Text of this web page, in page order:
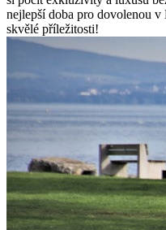
nejlepší doba pro dovolenou
skvělé příležitosti!